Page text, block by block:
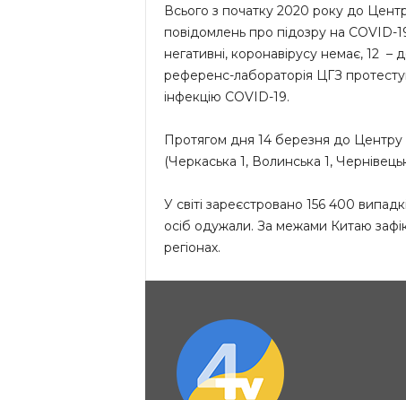
Всього з початку 2020 року до
повідомлень про підозру на COVID-
негативні, коронавірусу немає, 12 –
референс-лабораторія ЦГЗ
інфекцію COVID-19.
Протягом дня 14 березня до Центру
(Черкаська 1, Волинська 1,
У світі зареєстровано 156 400
осіб одужали. За межами Китаю
регіонах.